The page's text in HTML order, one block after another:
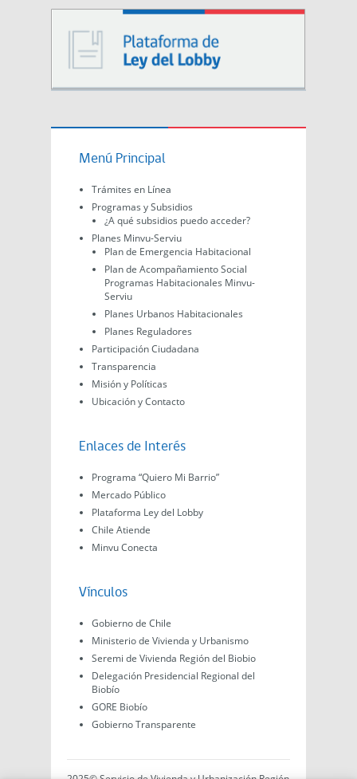
Menú Principal
Trámites en Línea
Programas y Subsidios
¿A qué subsidios puedo acceder?
Planes Minvu-Serviu
Plan de Emergencia Habitacional
Plan de Acompañamiento Social
Programas Habitacionales Minvu-
Serviu
Planes Urbanos Habitacionales
Planes Reguladores
Participación Ciudadana
Transparencia
Misión y Políticas
Ubicación y Contacto
Enlaces de Interés
Programa “Quiero Mi Barrio”
Mercado Público
Plataforma Ley del Lobby
Chile Atiende
Minvu Conecta
Vínculos
Gobierno de Chile
Ministerio de Vivienda y Urbanismo
Seremi de Vivienda Región del Biobio
Delegación Presidencial Regional del
Biobío
GORE Biobío
Gobierno Transparente